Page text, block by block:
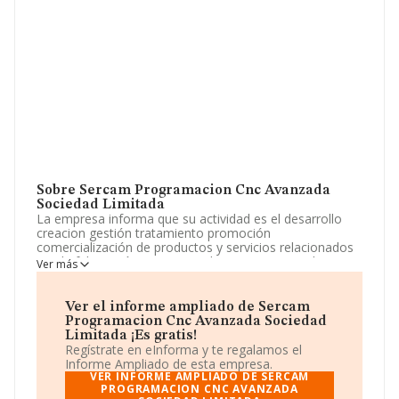
Sobre Sercam Programacion Cnc Avanzada
Sociedad Limitada
La empresa informa que su actividad es el desarrollo
creacion gestión tratamiento promoción
comercialización de productos y servicios relacionados
con la fabricación mecanica y la programacion de
maquinaria de control numerico continuo el desarrollo
actividad CNAE es 'Servicios técnicos de ingeniería y
otras actividades relacionadas con el asesoramiento
técnico' con código 7112. La sociedad no tiene actividad
en mercados exteriores.
Según las cifras existentes en la base de datos de
INFORMA, el número de empleados ha estado por
Ver más
Ver el informe ampliado de Sercam
Programacion Cnc Avanzada Sociedad
Limitada ¡Es gratis!
Regístrate en eInforma y te regalamos el
Informe Ampliado de esta empresa.
VER INFORME AMPLIADO DE SERCAM
PROGRAMACION CNC AVANZADA